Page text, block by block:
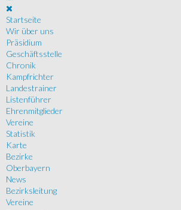
Startseite
Wir über uns
Präsidium
Geschäftsstelle
Chronik
Kampfrichter
Landestrainer
Listenführer
Ehrenmitglieder
Vereine
Statistik
Karte
Bezirke
Oberbayern
News
Bezirksleitung
Vereine